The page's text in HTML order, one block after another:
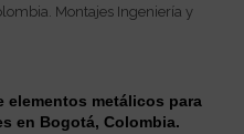
elementos metálicos para
en Bogotá, Colombia.